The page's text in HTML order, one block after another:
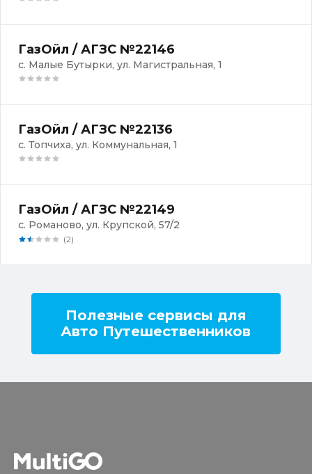
ГазОйл / АГЗС №22146
с. Малые Бутырки, ул. Магистральная, 1
ГазОйл / АГЗС №22136
с. Топчиха, ул. Коммунальная, 1
ГазОйл / АГЗС №22149
с. Романово, ул. Крупской, 57/2
(2)
Полезные сервисы для
Авто Путешественников